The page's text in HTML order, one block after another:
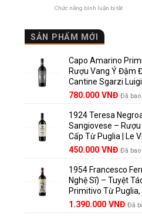
chọn
đáng
giá?
rượu
vang
Pháp
và
những
yêu
vang
nên
Chức năng bình luận bị tắtở
Được
Bao
Lâu?
Hướng
Dẫn
Trữ
Và
Trưởng
Thành
SẢN PHẨM MỚI
Capo Amarino
Rượu Vang Ý Đậm
Cantine Sgarzi Luigi
Giá
là:
858.000 VNĐ.
780.000 VNĐGiá
tại
là:
Đã
1924 Teresa
Sangiovese – Rượu
Cấp Từ Puglia | Le
Giá
là:
495.000 VNĐ.
450.000 VNĐGiá
tại
là:
Đã
1954 Francesco
Nghệ Sĩ) – Tuyệt
Primitivo Từ Puglia,
Giá
1.390.000 VNĐGiá
Đã